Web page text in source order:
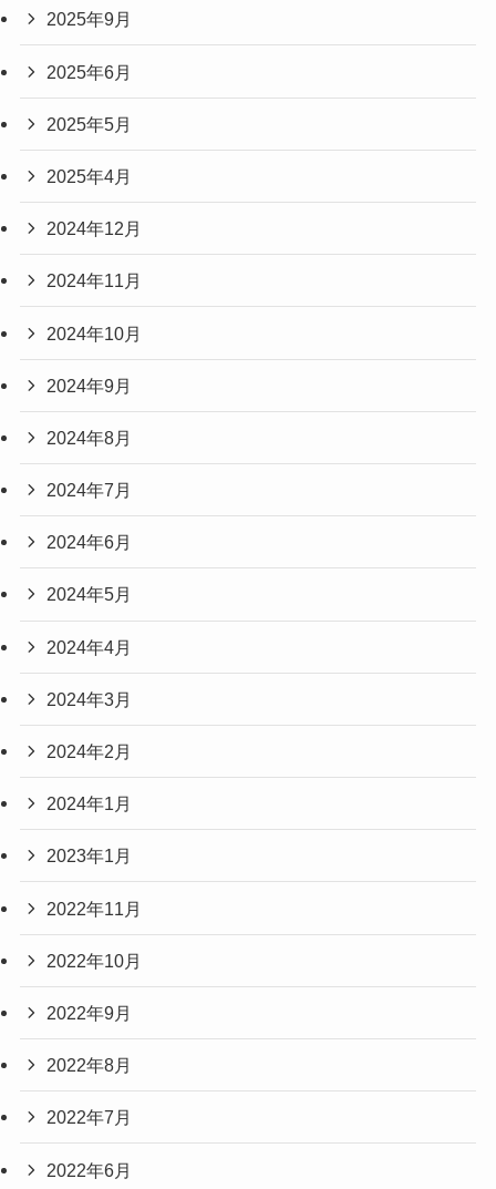
2025年9月
2025年6月
2025年5月
2025年4月
2024年12月
2024年11月
2024年10月
2024年9月
2024年8月
2024年7月
2024年6月
2024年5月
2024年4月
2024年3月
2024年2月
2024年1月
2023年1月
2022年11月
2022年10月
2022年9月
2022年8月
2022年7月
2022年6月